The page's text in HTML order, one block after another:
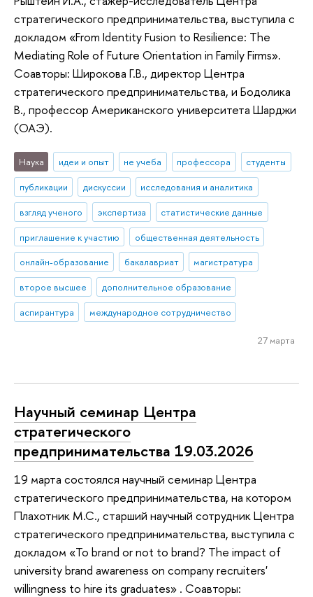
стратегического предпринимательства, выступила с
докладом «From Identity Fusion to Resilience: The
Mediating Role of Future Orientation in Family Firms».
Соавторы: Широкова Г.В., директор Центра
стратегического предпринимательства, и Бодолика
В., профессор Американского университета Шарджи
(ОАЭ).
Наука идеи и опыт не учеба профессора
студенты
публикации
дискуссии
исследования и аналитика
взгляд ученого
экспертиза
статистические данные
приглашение к участию
общественная деятельность
онлайн-образование
бакалавриат
магистратура
второе высшее
дополнительное образование
аспирантура
международное сотрудничество
27 марта
Научный семинар Центра
стратегического
предпринимательства 19.03.2026
19 марта состоялся научный семинар Центра
стратегического предпринимательства, на котором
Плахотник М.С., старший научный сотрудник Центра
стратегического предпринимательства, выступила с
докладом «To brand or not to brand? The impact of
university brand awareness on company recruiters'
willingness to hire its graduates» . Соавторы: